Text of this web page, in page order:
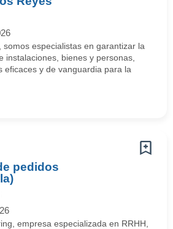
somos especialistas en garantizar la
instalaciones, bienes y personas,
eficaces y de vanguardia para la
pedidos
empresa especializada en RRHH,